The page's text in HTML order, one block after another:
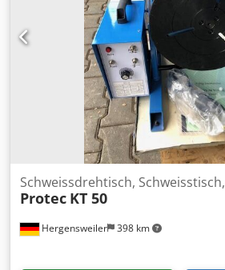
Hergensweiler 398 km
Schweissdrehtisch, Schweisstisch,
Protec KT 50